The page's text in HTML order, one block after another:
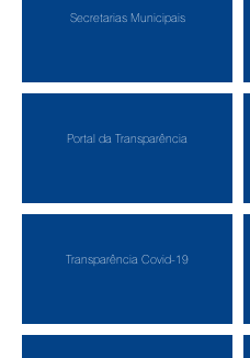
Secretarias Municipais
Portal da Transparência
Transparência Covid-19